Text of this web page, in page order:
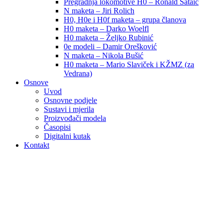
Pregradnja lokomotive H0 – Ronald Sataić
N maketa – Jiri Rolich
H0, H0e i H0f maketa – grupa članova
H0 maketa – Darko Woelfl
H0 maketa – Željko Rubinić
0e modeli – Damir Orešković
N maketa – Nikola Bušić
H0 maketa – Mario Slaviček i KŽMZ (za
Vedrana)
Osnove
Uvod
Osnovne podjele
Sustavi i mjerila
Proizvođači modela
Časopisi
Digitalni kutak
Kontakt